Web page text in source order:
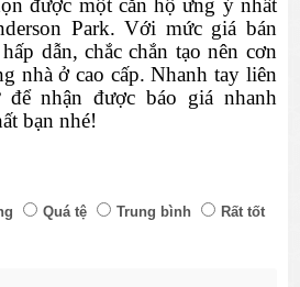
Park. Với mức giá bán
dẫn, chắc chắn tạo nên cơn
nhà ở cao cấp. Nhanh tay liên
nhận được báo giá nhanh
bạn nhé!
Quá tệ Trung bình
Rất tốt